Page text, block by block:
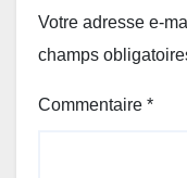
Votre adresse e-
champs
Commentaire *